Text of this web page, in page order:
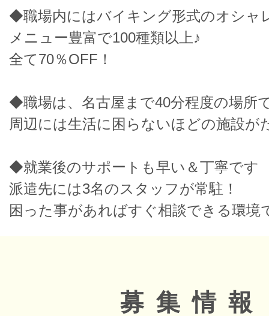
◆職場内にはバイキング形式のオシャ
メニュー豊富で100種類以上♪
全て70％OFF！
◆職場は、名古屋まで40分程度の場所
周辺には生活に困らないほどの施設が
◆就業後のサポートも早い＆丁寧です
派遣先には3名のスタッフが常駐！
困った事があればすぐ相談できる環境
募集情報